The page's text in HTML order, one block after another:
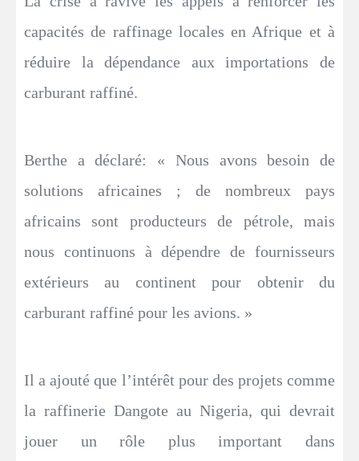
capacités de raffinage locales en Afrique et à
réduire la dépendance aux importations de
carburant raffiné.
Berthe a déclaré: « Nous avons besoin de
solutions africaines ; de nombreux pays
africains sont producteurs de pétrole, mais
nous continuons à dépendre de fournisseurs
extérieurs au continent pour obtenir du
carburant raffiné pour les avions. »
Il a ajouté que l’intérêt pour des projets comme
la raffinerie Dangote au Nigeria, qui devrait
jouer un rôle plus important dans